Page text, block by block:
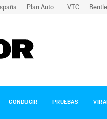
Plan Auto+ VTC
CONDUCIR PRUEBAS